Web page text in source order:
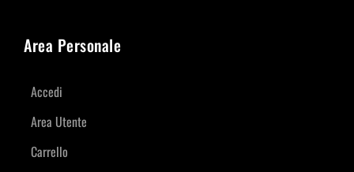
Area Personale
Accedi
Area Utente
Carrello